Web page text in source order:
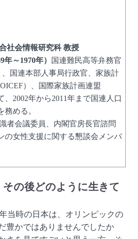
社会情報研究科 教授
～1970年）
国連難民高等弁務官
国連本部人事局行政官、家族計
）、国際家族計画連盟
、2002年から2011年まで国連人口
務める。
者会議委員、内閣官房長官諮問
の女性支援に関する懇談会メンバ
の後どのように生きて
当時の日本は、オリンピックの
豊かではありませんでしたか